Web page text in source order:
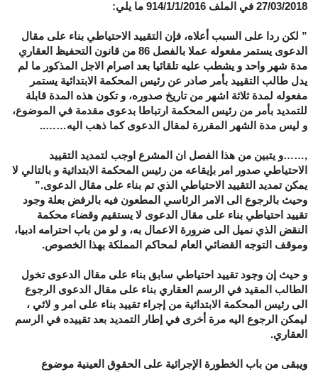
27/03/2018 في الملف 914/1/1/2016 ما يلي:
” لكن ردا على السبب أعلاه، فإن التقييد الاحتياطي بناء على مقال
الدعوى يستمر مفعوله عملا بالفصل 86 من قانون التحفيظ العقاري
مدة شهر واحد و يشطب عليه تلقائيا بعد اصرام الاجل المذكور ما لم
يدل طالب التقييد بأمر صادر عن رئيس المحكمة الابتدائية يستمر
مفعوله لمدة ثلاثة اشهر من تاريخ صدوره، و تكون هذه المدة قابلة
للتمديد بأمر من رئيس المحكمة ارتباطا بدعوى مقدمة في الموضوع،
و ليس مدة الشهر المقررة لمقال الدعوى كما ذهب اليه……..
,……و يتبين من هذا الفصل ان المشرع اوجب لتمديد التقييد
الاحتياطي صدور امر بإيقاعه من رئيس المحكمة الابتدائية و بالتالي لا
يمكن تمديد التقييد الاحتياطي الذي تم بناء على مقال الدعوى.”
وحيث بالرجوع الى الامر الرئاسي المطعون فيه بالرفض بعلة وجود
تقييد احتياطي بناء على مقال الدعوى لا يستقيم وقضاء محكمة
النقض الذي نميل الى ضرورة الاعمال به، و لو من باب احترامه ادبيا،
وموقف التوجه القضائي العام لمحاكم المملكة بهذا الخصوص.
و حيث إن وجود تقييد احتياطي سابق بناء على مقال الدعوى تخول
الطالب المقيد في الرسم العقاري بناء على مقال الدعوى الرجوع
الى رئيس المحكمة الابتدائية من إجراء تقييد بناء على امر و لائي ،
ليمكن الرجوع اليه مرة أخرى في إطار التمديد بعد تقييده في الرسم
العقاري.
ويبقى من باب الخطورة الإجرائية على الحقوق العينية موضوع